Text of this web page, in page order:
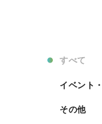
すべて
イベント
その他